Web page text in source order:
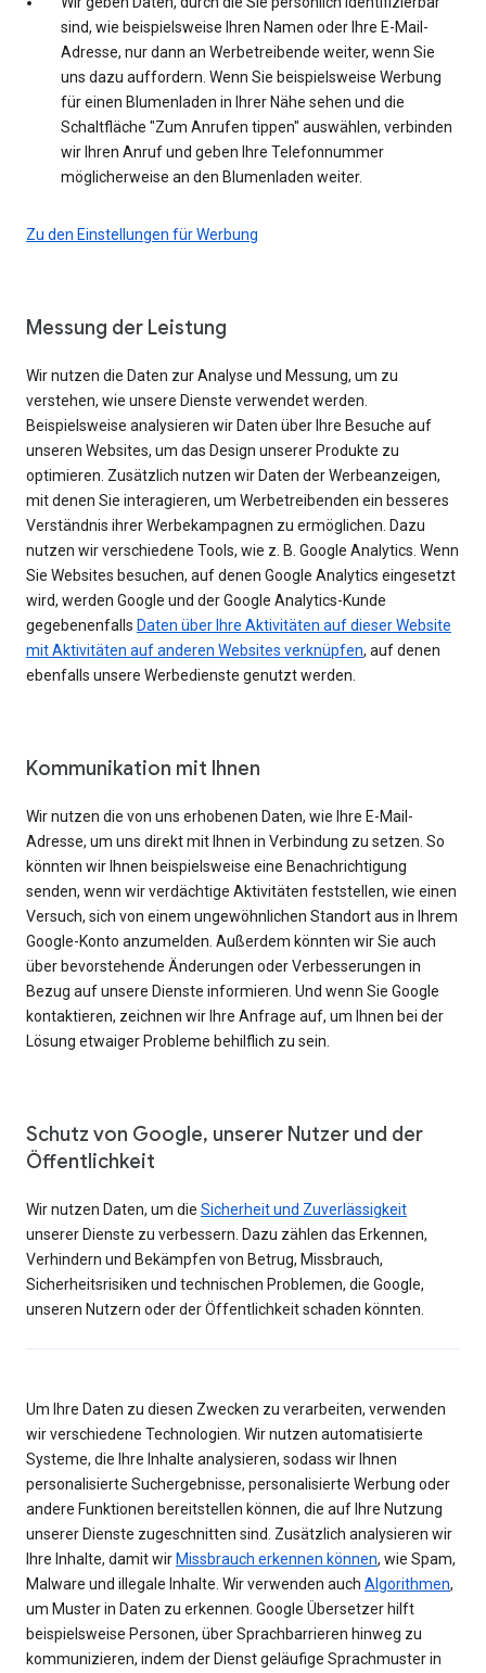
sind, wie beispielsweise Ihren Namen oder Ihre E-Mail-
Adresse, nur dann an Werbetreibende weiter, wenn Sie
uns dazu auffordern. Wenn Sie beispielsweise Werbung
für einen Blumenladen in Ihrer Nähe sehen und die
Schaltfläche "Zum Anrufen tippen" auswählen, verbinden
wir Ihren Anruf und geben Ihre Telefonnummer
möglicherweise an den Blumenladen weiter.
Zu den Einstellungen für Werbung
Messung der Leistung
Wir nutzen die Daten zur Analyse und Messung, um zu
verstehen, wie unsere Dienste verwendet werden.
Beispielsweise analysieren wir Daten über Ihre Besuche auf
unseren Websites, um das Design unserer Produkte zu
optimieren. Zusätzlich nutzen wir Daten der Werbeanzeigen,
mit denen Sie interagieren, um Werbetreibenden ein besseres
Verständnis ihrer Werbekampagnen zu ermöglichen. Dazu
nutzen wir verschiedene Tools, wie z. B. Google Analytics. Wenn
Sie Websites besuchen, auf denen Google Analytics eingesetzt
wird, werden Google und der Google Analytics-Kunde
gegebenenfalls Daten über Ihre Aktivitäten auf dieser Website
mit Aktivitäten auf anderen Websites verknüpfen, auf denen
ebenfalls unsere Werbedienste genutzt werden.
Kommunikation mit Ihnen
Wir nutzen die von uns erhobenen Daten, wie Ihre E-Mail-
Adresse, um uns direkt mit Ihnen in Verbindung zu setzen. So
könnten wir Ihnen beispielsweise eine Benachrichtigung
senden, wenn wir verdächtige Aktivitäten feststellen, wie einen
Versuch, sich von einem ungewöhnlichen Standort aus in Ihrem
Google-Konto anzumelden. Außerdem könnten wir Sie auch
über bevorstehende Änderungen oder Verbesserungen in
Bezug auf unsere Dienste informieren. Und wenn Sie Google
kontaktieren, zeichnen wir Ihre Anfrage auf, um Ihnen bei der
Lösung etwaiger Probleme behilflich zu sein.
Schutz von Google, unserer Nutzer und der
Öffentlichkeit
Wir nutzen Daten, um die Sicherheit und Zuverlässigkeit
unserer Dienste zu verbessern. Dazu zählen das Erkennen,
Verhindern und Bekämpfen von Betrug, Missbrauch,
Sicherheitsrisiken und technischen Problemen, die Google,
unseren Nutzern oder der Öffentlichkeit schaden könnten.
Um Ihre Daten zu diesen Zwecken zu verarbeiten, verwenden
wir verschiedene Technologien. Wir nutzen automatisierte
Systeme, die Ihre Inhalte analysieren, sodass wir Ihnen
personalisierte Suchergebnisse, personalisierte Werbung oder
andere Funktionen bereitstellen können, die auf Ihre Nutzung
unserer Dienste zugeschnitten sind. Zusätzlich analysieren wir
Ihre Inhalte, damit wir Missbrauch erkennen können, wie Spam,
Malware und illegale Inhalte. Wir verwenden auch Algorithmen,
um Muster in Daten zu erkennen. Google Übersetzer hilft
beispielsweise Personen, über Sprachbarrieren hinweg zu
kommunizieren, indem der Dienst geläufige Sprachmuster in